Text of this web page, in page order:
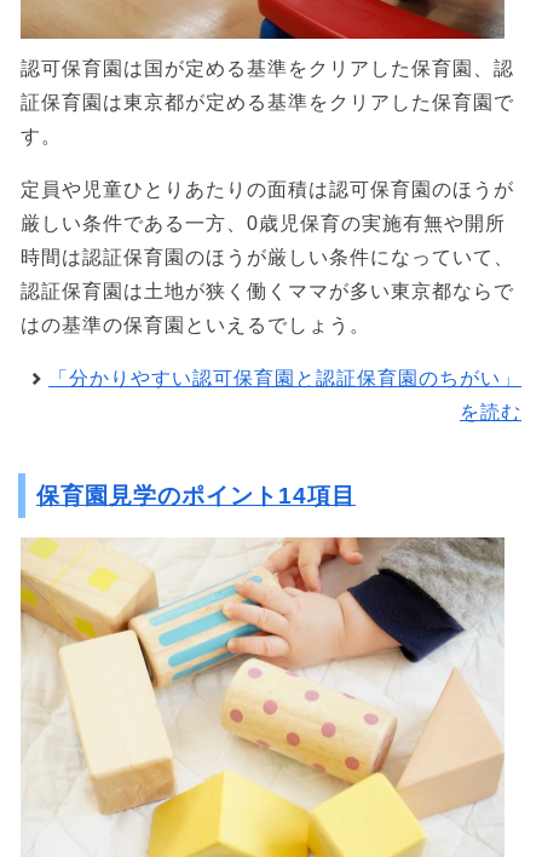
認可保育園は国が定める基準をクリアした保育園、認
証保育園は東京都が定める基準をクリアした保育園で
す。
定員や児童ひとりあたりの面積は認可保育園のほうが
厳しい条件である一方、0歳児保育の実施有無や開所
時間は認証保育園のほうが厳しい条件になっていて、
認証保育園は土地が狭く働くママが多い東京都ならで
はの基準の保育園といえるでしょう。
「分かりやすい認可保育園と認証保育園のちがい」
を読む
保育園見学のポイント14項目